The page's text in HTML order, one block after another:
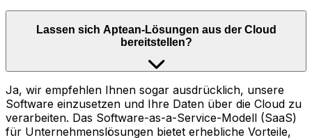
Lassen sich Aptean-Lösungen aus der Cloud
bereitstellen?
Ja, wir empfehlen Ihnen sogar ausdrücklich, unsere
Software einzusetzen und Ihre Daten über die Cloud zu
verarbeiten. Das Software-as-a-Service-Modell (SaaS)
für Unternehmenslösungen bietet erhebliche Vorteile,